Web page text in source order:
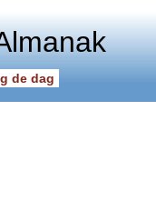
de dag